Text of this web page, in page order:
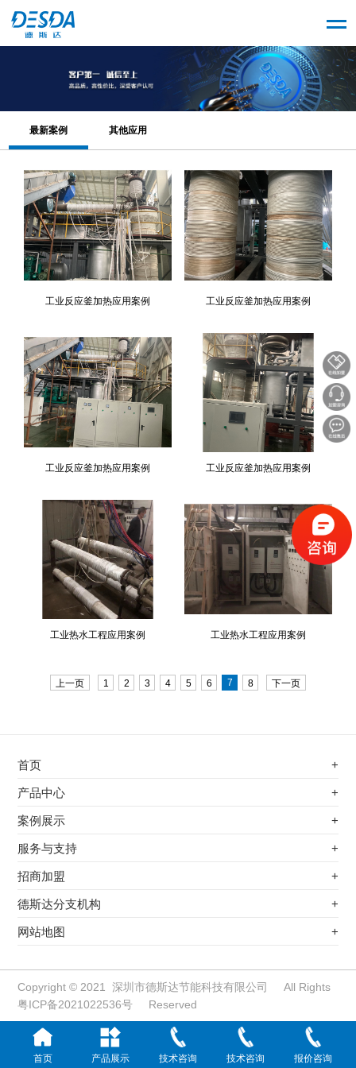
最新案例 其他应用
工业反应釜加热应用案例 工业反应釜加热应用案例
工业反应釜加热应用案例 工业反应釜加热应用案例
工业热水工程应用案例 工业热水工程应用案例
上一页 1 2 3 4 5 6 7 8 下一页
首页 产品展示 技术咨询 技术咨询 报价咨询
首页 +
不锈钢专用电磁加热器
电磁蒸汽发生器
电磁加热棒配件
扩散泵电磁加热器
柜式电磁加热器
电磁锅炉配件
定制电磁加热线圈
磁能热水器
产品中心 +
不锈钢专用电磁加热器
电磁蒸汽发生器
电磁加热棒配件
变频电磁采暖炉
柜式电磁加热器
电磁锅炉配件
定制电磁加热线圈
案例展示 +
最新案例
其他应用
服务与支持 +
服务覆盖网络
服务流程
招商加盟 +
前景分析
加盟条件
加盟流程
德斯达分支机构 +
江信电子机构
网站地图 +
Copyright © 2021 深圳市德斯达节能科技有限公司 All Rights
Reserved
粤ICP备2021022536号